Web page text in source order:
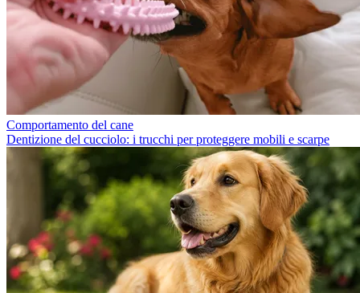
Comportamento del cane
Dentizione del cucciolo: i trucchi per proteggere mobili e scarpe